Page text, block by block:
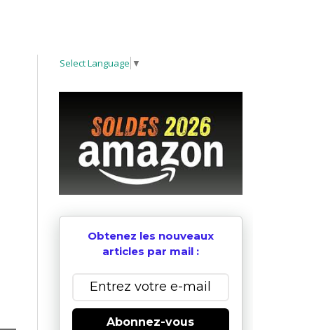
Select Language ▼
Obtenez les nouveaux
articles par mail :
Abonnez-vous